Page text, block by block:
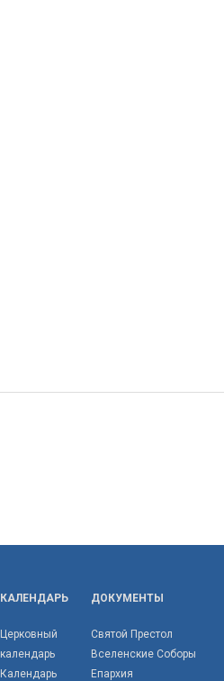
КАЛЕНДАРЬ
Церковный
календарь
Календарь
ДОКУМЕНТЫ
Святой Престол
Вселенские Соборы
Епархия